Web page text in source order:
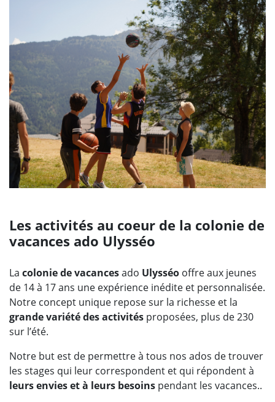
Les activités au coeur de la colonie de
vacances ado Ulysséo
La colonie de vacancesado Ulysséo offre aux jeunes
de 14 à 17 ans une expérience inédite et personnalisée.
Notre concept unique repose sur la richesse et la
grande variété des activités proposées, plus de 230
sur l’été.
Notre but est de permettre à tous nos ados de trouver
les stages qui leur correspondent et qui répondent à
leurs envies et à leurs besoins pendant les vacances..